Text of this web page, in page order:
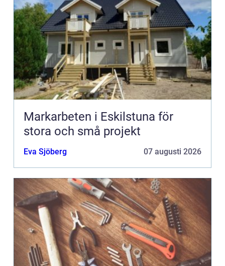
Markarbeten i Eskilstuna för
stora och små projekt
Eva Sjöberg 07 augusti 2026